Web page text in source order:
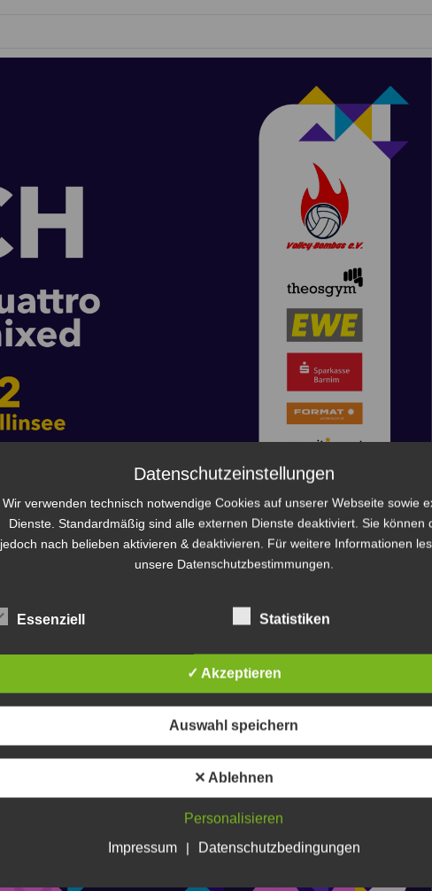
Datenschutzeinstellungen
Wir verwenden technisch notwendige Cookies auf unserer Webseite sowie
Dienste. Standardmäßig sind alle externen Dienste deaktiviert. Sie können
jedoch nach belieben aktivieren & deaktivieren. Für weitere Informationen
unsere Datenschutzbestimmungen.
Essenziell Statistiken
✓ Akzeptieren
Auswahl speichern
✕ Ablehnen
Personalisieren
Impressum
| Datenschutzbedingungen